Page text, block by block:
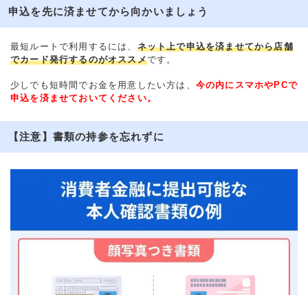
申込を先に済ませてから向かいましょう
最短ルートで利用するには、 ネット上で申込を済ませてから店舗
でカード発行するのがオススメです。
少しでも短時間でお金を用意したい方は、 今の内にスマホやPCで
申込を済ませておいてください。
【注意】書類の持参を忘れずに